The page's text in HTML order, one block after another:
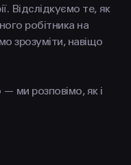
Відслідкуємо те, як
робітника на
зрозуміти, навіщо
ми розповімо, як і